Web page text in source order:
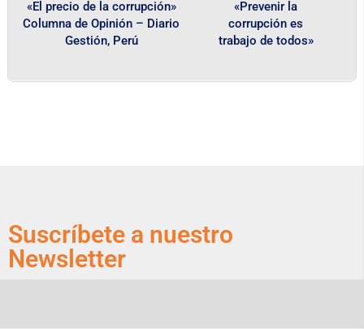
«El precio de la corrupción»
Columna de Opinión – Diario
Gestión, Perú
«Prevenir la
corrupción es
trabajo de todos»
Suscríbete a nuestro
Newsletter